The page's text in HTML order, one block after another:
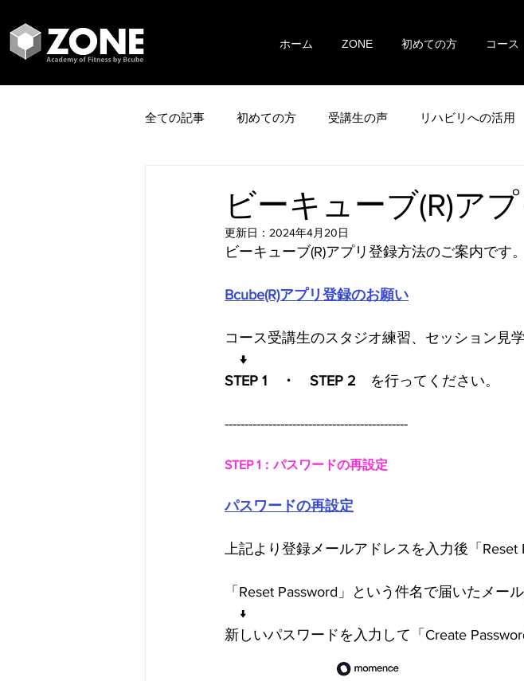
ホーム ZONE 初めての方 コース
全ての記事 初めての方 受講生の声 リハビリへの活用
ビーキューブ(R)ア
更新日： 2024年4月20日
ビーキューブ(R)アプリ登録方法のご案内です。
Bcube(R)アプリ登録のお願い
コース受講生のスタジオ練習、セッション見
↓
STEP 1　・　STEP 2 を行ってください。
----------------------------------------------
STEP 1：パスワードの再設定
パスワードの再設定
上記より登録メールアドレスを入力後「Reset
「Reset Password」という件名で届いたメー
↓
新しいパスワードを入力して「Create